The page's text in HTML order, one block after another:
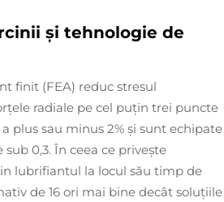
și tehnologie de
finit (FEA) reduc stresul
radiale pe cel puțin trei puncte
plus sau minus 2% și sunt echipate
0,3. În ceea ce privește
lubrifiantul la locul său timp de
de 16 ori mai bine decât soluțiile